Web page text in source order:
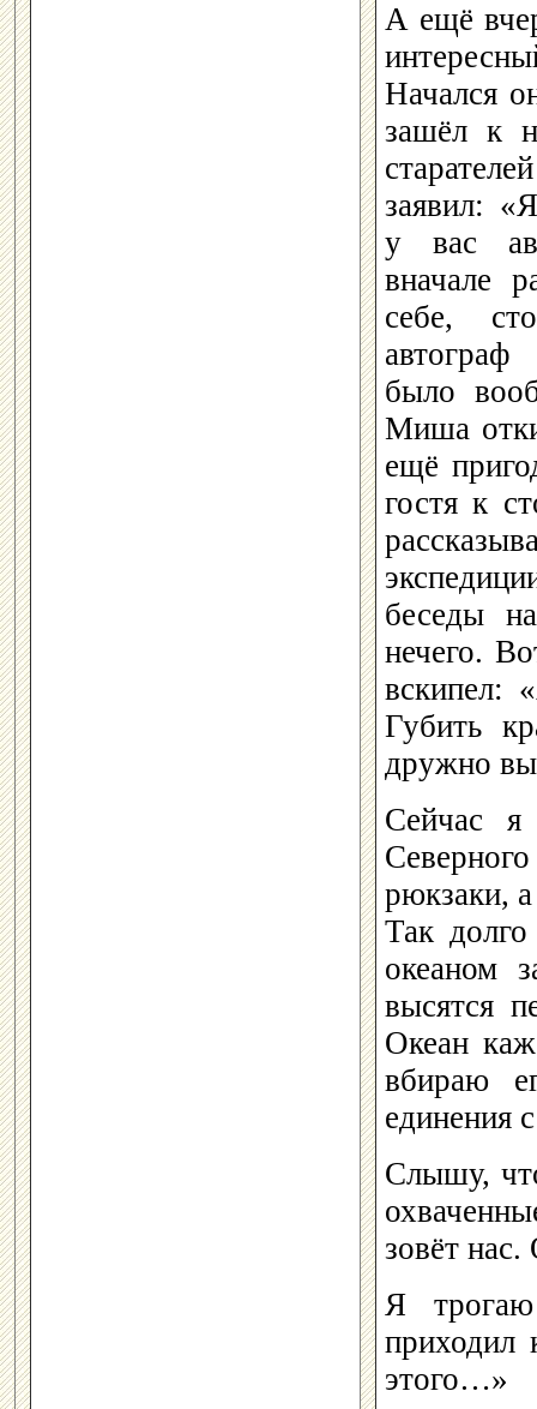
А ещё
Начался
зашёл к
заявил:
у вас
вначале
себе,
было
Миша
ещё
гостя к
беседы
нечего.
вскипел:
Губить
дружно
Сейчас
рюкзаки, а
Так
океаном
высятся
Океан
вбираю
единения
Слышу,
зовёт
Я
приходил
этого…»